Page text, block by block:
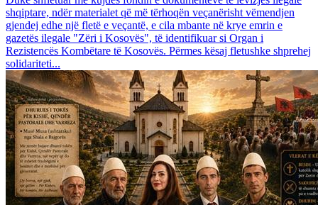
shqiptare, ndër materialet që më tërhoqën veçanërisht vëmendjen
gjendej edhe një fletë e veçantë, e cila mbante në krye emrin e
gazetës ilegale "Zëri i Kosovës", të identifikuar si Organ i
Rezistencës Kombëtare të Kosovës. Përmes kësaj fletushke shprehej
solidariteti...